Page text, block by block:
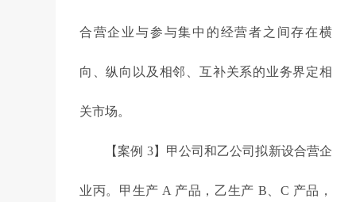
合营企业与参与集中的经营者之间存在横
向、纵向以及相邻、互补关系的业务界定相
关市场。
【案例 3】甲公司和乙公司拟新设合营企
业丙。甲生产 A 产品，乙生产 B、C 产品，